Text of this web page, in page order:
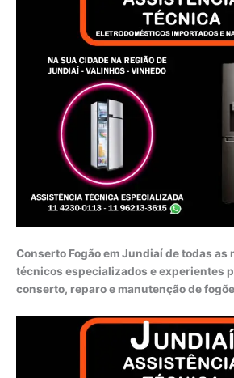
Conserto Fogão em Jundiaí de todas as
técnicos especializados e experientes
conserto, reparo e manutenção de